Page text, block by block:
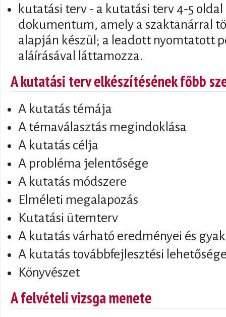
kutatási terv - a kutatási terv 4-5
dokumentum, amely a szaktanárral
alapján készül; a leadott nyomtatott
aláírásával láttamozza.
A kutatási terv elkészítésének főbb
A kutatás témája
A témaválasztás megindoklása
A kutatás célja
A probléma jelentősége
A kutatás módszere
Elméleti megalapozás
Kutatási ütemterv
A kutatás várható eredményei és
A kutatás továbbfejlesztési
Könyvészet
A felvételi vizsga menete